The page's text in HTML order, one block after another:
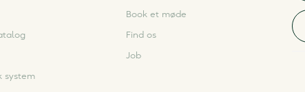
system
Book et møde
Find os
Job